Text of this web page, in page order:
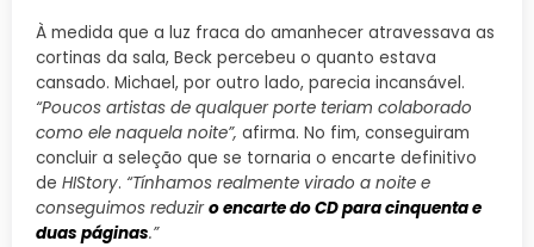
À medida que a luz fraca do amanhecer atravessava as
cortinas da sala, Beck percebeu o quanto estava
cansado. Michael, por outro lado, parecia incansável.
“Poucos artistas de qualquer porte teriam colaborado
como ele naquela noite”, afirma. No fim, conseguiram
concluir a seleção que se tornaria o encarte definitivo
de HIStory. “Tínhamos realmente virado a noite e
conseguimos reduziro encarte do CD para cinquenta e
duas páginas.”